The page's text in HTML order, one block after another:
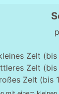
Zelt (bis
Zelt (bis
Zelt (bis